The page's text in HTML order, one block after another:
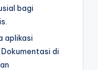
bagi
aplikasi
di